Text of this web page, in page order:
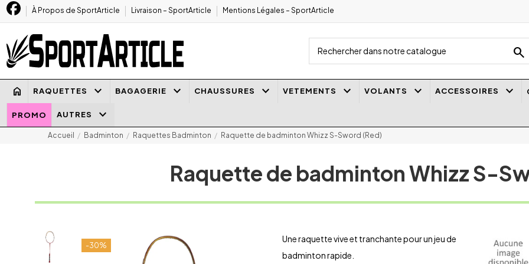
À Propos de SportArticle Livraison – SportArticle Mentions Légales – SportArticle
search
home RAQUETTES keyboard_arrow_down BAGAGERIE keyboard_arrow_down CHAUSSURES keyboard_arrow_down VETEMENTS keyboard_arrow_down VOLANTS keyboard_arrow_down ACCESSOIRES keyboard_arrow_down
PROMO AUTRES keyboard_arrow_down
Accueil Badminton Raquettes Badminton Raquette de badminton Whizz S-Sword (Red)
Raquette de badminton Whizz S-
-30%
Une raquette vive et tranchante pour un jeu de
badminton rapide.